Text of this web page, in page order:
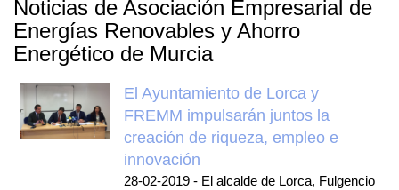
Noticias de Asociación Empresarial de
Energías Renovables y Ahorro
Energético de Murcia
El Ayuntamiento de Lorca y
FREMM impulsarán juntos la
creación de riqueza, empleo e
innovación
28-02-2019 - El alcalde de Lorca, Fulgencio